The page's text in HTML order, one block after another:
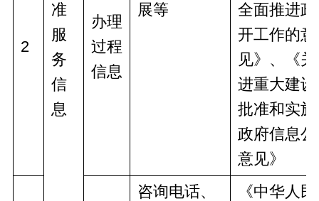
准
服
务
信
息
2
办理
过程
信息
展等
全面推进
开工作的意
见》、《
进重大建
批准和实
政府信息
意见》
咨询电话、
《中华人